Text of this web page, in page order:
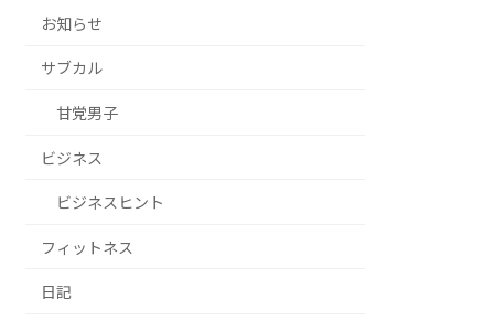
お知らせ
サブカル
甘党男子
ビジネス
ビジネスヒント
フィットネス
日記